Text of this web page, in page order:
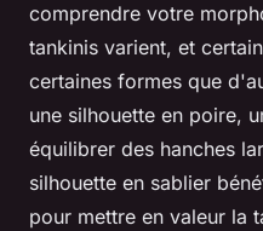
comprendre votre
tankinis varient, et
certaines formes que
une silhouette en poire,
équilibrer des hanches
silhouette en sablier
pour mettre en valeur la